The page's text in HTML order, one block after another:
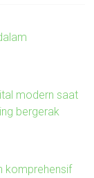
modern saat
bergerak
komprehensif